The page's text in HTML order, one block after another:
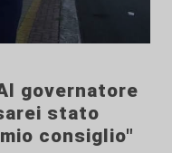
governatore
stato
consiglio"